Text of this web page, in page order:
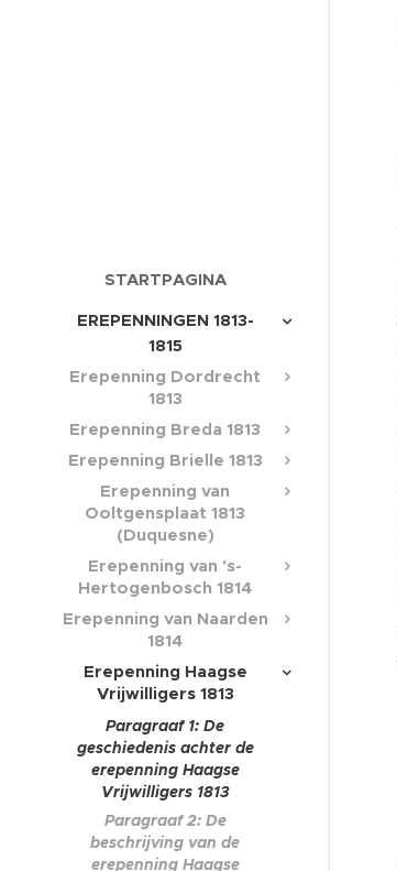
STARTPAGINA
EREPENNINGEN 1813-
1815
Erepenning Dordrecht
1813
Erepenning Breda 1813
Erepenning Brielle 1813
Erepenning van
Ooltgensplaat 1813
(Duquesne)
Erepenning van 's-
Hertogenbosch 1814
Erepenning van Naarden
1814
Erepenning Haagse
Vrijwilligers 1813
Paragraaf 1: De
geschiedenis achter de
erepenning Haagse
Vrijwilligers 1813
Paragraaf 2: De
beschrijving van de
erepenning Haagse